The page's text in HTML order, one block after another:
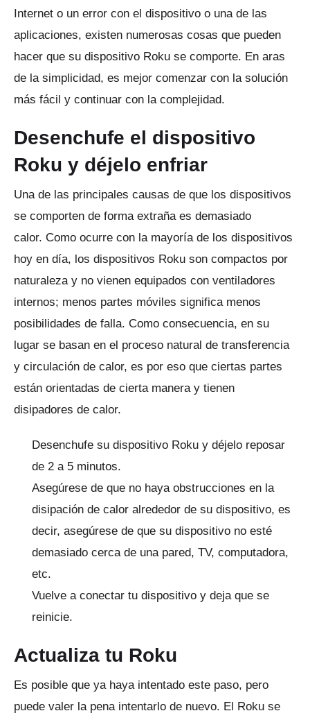
Internet o un error con el dispositivo o una de las
aplicaciones, existen numerosas cosas que pueden
hacer que su dispositivo Roku se comporte. En aras
de la simplicidad, es mejor comenzar con la solución
más fácil y continuar con la complejidad.
Desenchufe el dispositivo
Roku y déjelo enfriar
Una de las principales causas de que los dispositivos
se comporten de forma extraña es demasiado
calor. Como ocurre con la mayoría de los dispositivos
hoy en día, los dispositivos Roku son compactos por
naturaleza y no vienen equipados con ventiladores
internos; menos partes móviles significa menos
posibilidades de falla. Como consecuencia, en su
lugar se basan en el proceso natural de transferencia
y circulación de calor, es por eso que ciertas partes
están orientadas de cierta manera y tienen
disipadores de calor.
Desenchufe su dispositivo Roku y déjelo reposar
de 2 a 5 minutos.
Asegúrese de que no haya obstrucciones en la
disipación de calor alrededor de su dispositivo, es
decir, asegúrese de que su dispositivo no esté
demasiado cerca de una pared, TV, computadora,
etc.
Vuelve a conectar tu dispositivo y deja que se
reinicie.
Actualiza tu Roku
Es posible que ya haya intentado este paso, pero
puede valer la pena intentarlo de nuevo. El Roku se